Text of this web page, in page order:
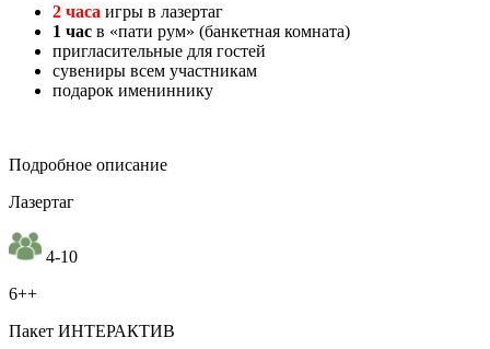
2 часа игры в лазертаг
1 час в «пати рум» (банкетная комната)
пригласительные для гостей
сувениры всем участникам
подарок имениннику
Подробное описание
Лазертаг
4-10
6++
Пакет ИНТЕРАКТИВ